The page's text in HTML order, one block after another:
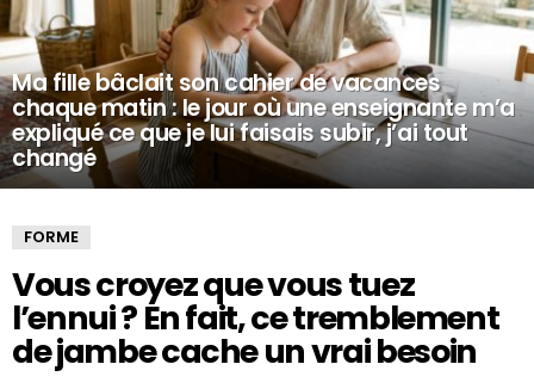
Ma fille bâclait son cahier de vacances
chaque matin : le jour où une enseignante m’a
expliqué ce que je lui faisais subir, j’ai tout
changé
FORME
Vous croyez que vous tuez
l’ennui ? En fait, ce tremblement
de jambe cache un vrai besoin